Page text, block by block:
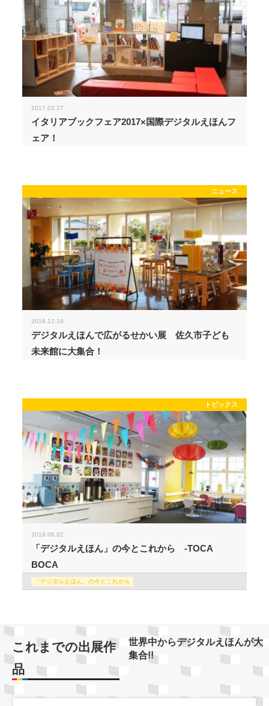
2017.03.27
イタリアブックフェア2017×国際デジタルえほんフ
ェア！
ニュース
2016.12.16
デジタルえほんで広がるせかい展 佐久市子ども
未来館に大集合！
トピックス
2016.06.02
「デジタルえほん」の今とこれから -TOCA
BOCA
「デジタルえほん」の今とこれから
これまでの出展作
品
世界中からデジタルえほんが大
集合!!